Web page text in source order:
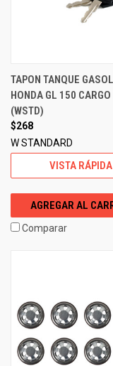
TAPON TANQUE
HONDA GL 150
(WSTD)
$268
W STANDARD
VISTA RÁPIDA
AGREGAR AL
Comparar